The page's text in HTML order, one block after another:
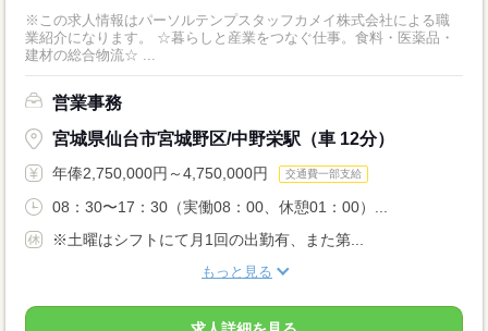
※この求人情報はパーソルテンプスタッフカメイ株式会社による職
業紹介になります。 ☆暮らしと産業をつなぐ仕事。食料・医薬品・
営業事務
宮城県仙台市宮城野区/中野栄駅（車 12分）
年俸2,750,000円～4,750,000円 交通費一部支給
08：30〜17：30（実働08：00、休憩01：00）...
※土曜はシフトにて月1回の出勤有、また第...
もっと見る